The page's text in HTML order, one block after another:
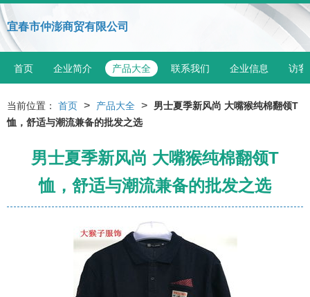
宜春市仲澎商贸有限公司
首页 企业简介 产品大全 联系我们 企业信息 访客
当前位置： 首页 > 产品大全 >
男士夏季新风尚 大嘴猴纯棉翻领T
恤，舒适与潮流兼备的批发之选
男士夏季新风尚 大嘴猴纯棉翻领T
恤，舒适与潮流兼备的批发之选